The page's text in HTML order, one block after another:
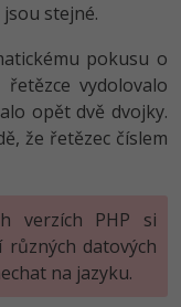
stejné.
pokusu o
vydolovalo
opět dvě dvojky.
že řetězec číslem
verzích PHP si
datových
na jazyku.